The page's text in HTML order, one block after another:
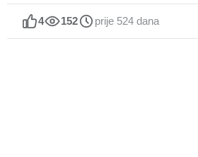
4 152 prije 524 dana